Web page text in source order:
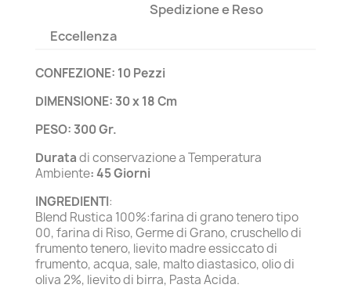
Spedizione e Reso
Eccellenza
CONFEZIONE: 10 Pezzi
DIMENSIONE: 30 x 18 Cm
PESO: 300 Gr.
Duratadi conservazione a Temperatura
Ambiente: 45 Giorni
INGREDIENTI:
Blend Rustica 100%:farina di grano tenero tipo
00, farina di Riso, Germe di Grano, cruschello di
frumento tenero, lievito madre essiccato di
frumento, acqua, sale, malto diastasico, olio di
oliva 2%, lievito di birra, Pasta Acida.